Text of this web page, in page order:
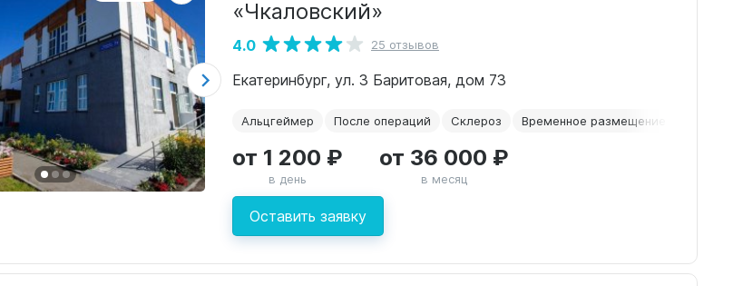
«Чкаловский»
4.0 25 отзывов
Екатеринбург, ул. 3 Баритовая, дом 73
Альцгеймер После операций Склероз Временное размещение
Оставить заявку
от 1 200 ₽
в день
от 36 000 ₽
в месяц